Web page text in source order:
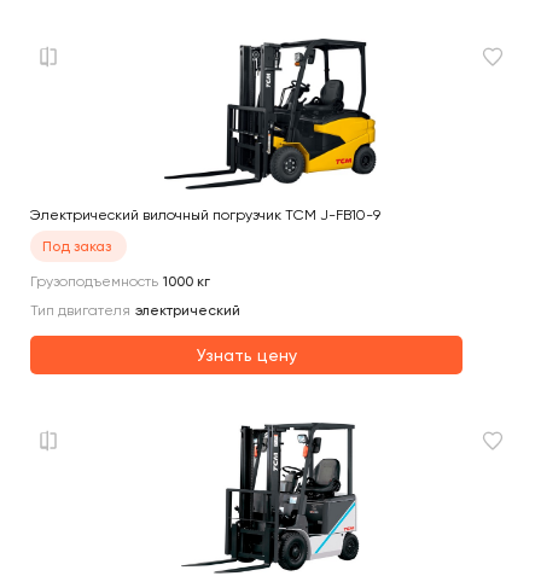
Электрический вилочный погрузчик TCM J-FB10-9
Под заказ
Грузоподъемность 1000 кг
Тип двигателя электрический
Узнать цену